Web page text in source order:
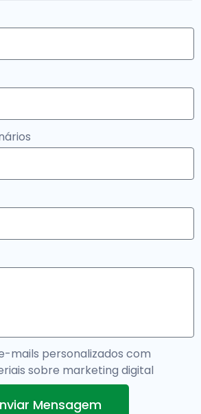
mails personalizados com
sobre marketing digital
Mensagem